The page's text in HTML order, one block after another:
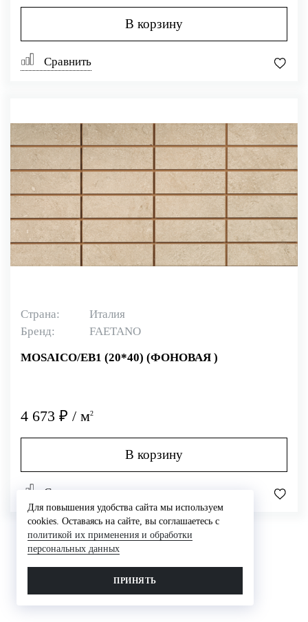
В корзину
Сравнить
Страна:
Италия
Бренд:
FAETANO
MOSAICO/EB1 (20*40) (ФОНОВАЯ )
4 673 ₽ / м2
В корзину
Сравнить
Для повышения удобства сайта мы используем
cookies. Оставаясь на сайте, вы соглашаетесь с
политикой их применения и обработки
персональных данных
ПРИНЯТЬ